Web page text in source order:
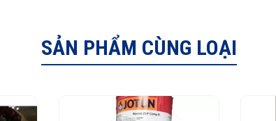
SẢN PHẨM CÙNG LOẠI